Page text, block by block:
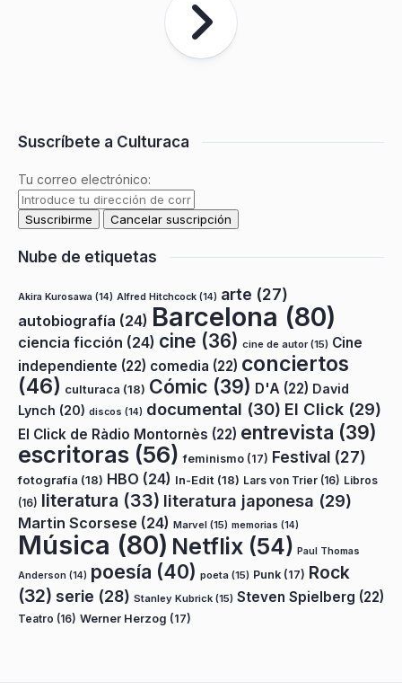
Suscríbete a Culturaca
Tu correo electrónico:
Nube de etiquetas
Akira Kurosawa (14) Alfred Hitchcock (14) arte (27)
autobiografía (24) Barcelona (80)
ciencia ficción (24) cine (36) cine de autor(15) Cine
independiente (22) comedia (22) conciertos
(46) culturaca (18) Cómic (39) D'A (22) David
Lynch (20) discos (14) documental (30) El Click (29)
El Click de Ràdio Montornès (22) entrevista (39)
escritoras (56) feminismo (17) Festival (27)
fotografía (18) HBO (24) In-Edit (18) Lars von Trier (16) Libros
(16) literatura (33) literatura japonesa (29)
Martin Scorsese (24) Marvel (15) memorias (14)
Música (80) Netflix (54) Paul Thomas
Anderson (14) poesía (40) poeta (15) Punk (17) Rock
(32) serie (28) Stanley Kubrick (15) Steven Spielberg (22)
Teatro (16) Werner Herzog (17)